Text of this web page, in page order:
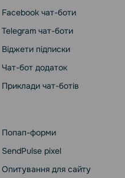
Facebook чат-боти
Telegram чат-боти
Віджети підписки
Чат-бот додаток
Приклади чат-ботів
Попап-форми
SendPulse pixel
Опитування для сайту